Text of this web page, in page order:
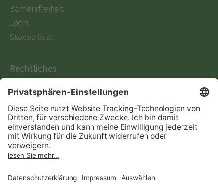
Barrierefreiheit
Login
Skoobe liest
Rechtliches
AGB
Informationen nach Data
Act
Verträge hier kündigen
Impressum